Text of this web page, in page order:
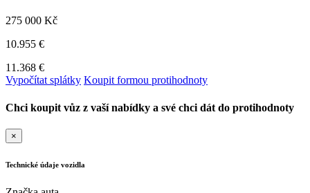
275 000 Kč
10.955 €
11.368 €
Vypočítat splátky Koupit formou protihodnoty
Chci koupit vůz z vaší nabídky a své chci dát do protihodnoty
×
Technické údaje vozidla